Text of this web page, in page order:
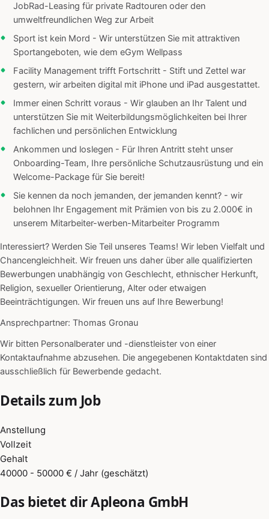
JobRad-Leasing für private Radtouren oder den
umweltfreundlichen Weg zur Arbeit
Sport ist kein Mord - Wir unterstützen Sie mit attraktiven
Sportangeboten, wie dem eGym Wellpass
Facility Management trifft Fortschritt - Stift und Zettel war
gestern, wir arbeiten digital mit iPhone und iPad ausgestattet.
Immer einen Schritt voraus - Wir glauben an Ihr Talent und
unterstützen Sie mit Weiterbildungsmöglichkeiten bei Ihrer
fachlichen und persönlichen Entwicklung
Ankommen und loslegen - Für Ihren Antritt steht unser
Onboarding-Team, Ihre persönliche Schutzausrüstung und ein
Welcome-Package für Sie bereit!
Sie kennen da noch jemanden, der jemanden kennt? - wir
belohnen Ihr Engagement mit Prämien von bis zu 2.000€ in
unserem Mitarbeiter-werben-Mitarbeiter Programm
Interessiert? Werden Sie Teil unseres Teams! Wir leben Vielfalt und
Chancengleichheit. Wir freuen uns daher über alle qualifizierten
Bewerbungen unabhängig von Geschlecht, ethnischer Herkunft,
Religion, sexueller Orientierung, Alter oder etwaigen
Beeinträchtigungen. Wir freuen uns auf Ihre Bewerbung!
Ansprechpartner: Thomas Gronau
Wir bitten Personalberater und -dienstleister von einer
Kontaktaufnahme abzusehen. Die angegebenen Kontaktdaten sind
ausschließlich für Bewerbende gedacht.
Details zum Job
Anstellung
Vollzeit
Gehalt
40000 - 50000 € / Jahr (geschätzt)
Das bietet dir Apleona GmbH